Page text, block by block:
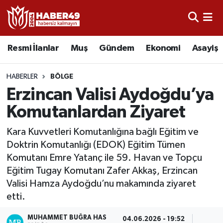
Resmi İlanlar Muş Gündem Ekonomi Asayiş
HABERLER BÖLGE
Erzincan Valisi Aydoğdu’ya
Komutanlardan Ziyaret
Kara Kuvvetleri Komutanlığına bağlı Eğitim ve
Doktrin Komutanlığı (EDOK) Eğitim Tümen
Komutanı Emre Yatanç ile 59. Havan ve Topçu
Eğitim Tugay Komutanı Zafer Akkaş, Erzincan
Valisi Hamza Aydoğdu’nu makamında ziyaret
etti.
MUHAMMET BUĞRA HAS 04.06.2026 - 19:52
Resmi İlanlar
Asayiş
Bölge
Eğitim
Ekonomi
Spor
Uşak Nöbetçi Eczaneler
Uşak Hava Durumu
Uşak Namaz Vakitleri
Uşak Trafik Yoğunluk Haritası
TFF 2.Lig Kırmızı Grup Puan Durumu ve Fikstür
Son Dakika Haberleri
Haber Arşivi